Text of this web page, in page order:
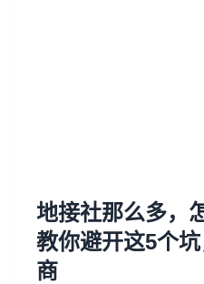
地接社那么多，
教你避开这5个
商